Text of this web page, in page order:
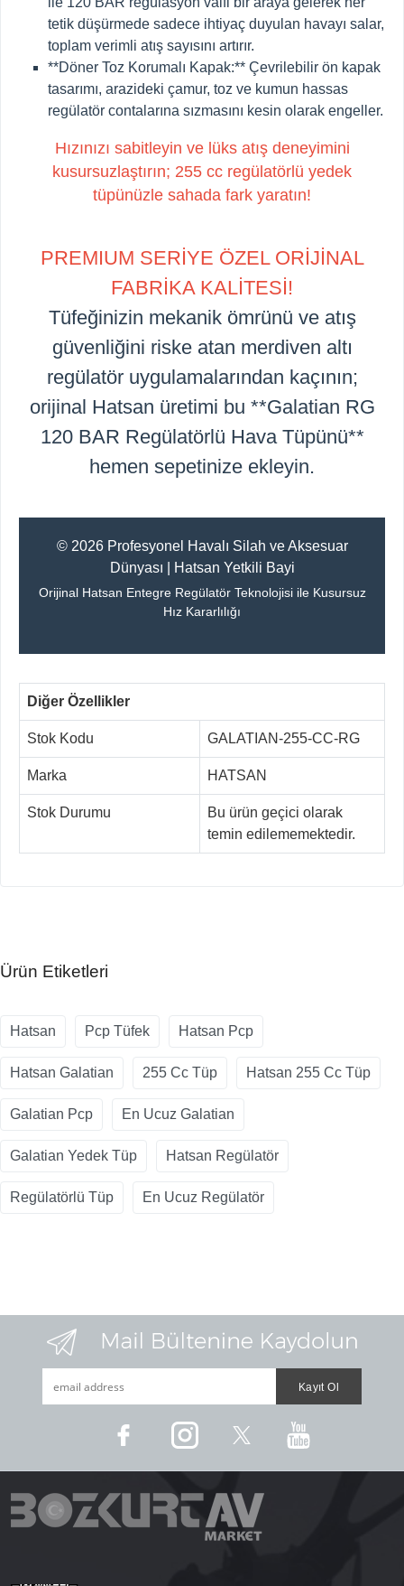
tetik düşürmede sadece ihtiyaç duyulan havayı salar,
toplam verimli atış sayısını artırır.
**Döner Toz Korumalı Kapak:** Çevrilebilir ön kapak
tasarımı, arazideki çamur, toz ve kumun hassas
regülatör contalarına sızmasını kesin olarak engeller.
Hızınızı sabitleyin ve lüks atış deneyimini
kusursuzlaştırın; 255 cc regülatörlü yedek
tüpünüzle sahada fark yaratın!
PREMIUM SERİYE ÖZEL ORİJİNAL
FABRİKA KALİTESİ!
Tüfeğinizin mekanik ömrünü ve atış
güvenliğini riske atan merdiven altı
regülatör uygulamalarından kaçının;
orijinal Hatsan üretimi bu **Galatian RG
120 BAR Regülatörlü Hava Tüpünü**
hemen sepetinize ekleyin.
© 2026 Profesyonel Havalı Silah ve Aksesuar
Dünyası | Hatsan Yetkili Bayi
Orijinal Hatsan Entegre Regülatör Teknolojisi ile Kusursuz
Hız Kararlılığı
Diğer Özellikler
Stok Kodu GALATIAN-255-CC-RG
Marka HATSAN
Stok Durumu
Bu ürün geçici olarak
temin edilememektedir.
Ürün Etiketleri
Hatsan Pcp Tüfek Hatsan Pcp
Hatsan Galatian 255 Cc Tüp Hatsan 255 Cc Tüp
Galatian Pcp En Ucuz Galatian
Galatian Yedek Tüp Hatsan Regülatör
Regülatörlü Tüp En Ucuz Regülatör